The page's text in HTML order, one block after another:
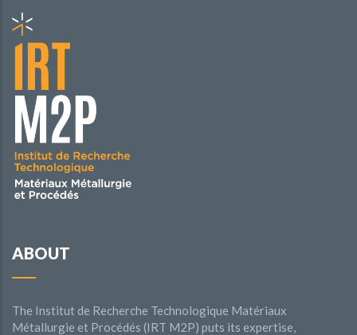
ABOUT
The Institut de Recherche Technologique Matériaux
Métallurgie et Procédés (IRT M2P) puts its expertise,